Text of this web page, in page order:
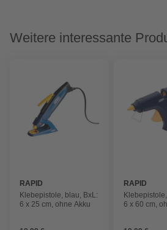
Weitere interessante
RAPID
Klebepistole, blau, BxL:
6 x 25 cm, ohne Akku
RAPID
6 x 60 cm,